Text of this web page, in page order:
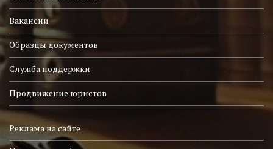
Вакансии
Образцы документов
Служба поддержки
Продвижение юристов
Реклама на сайте